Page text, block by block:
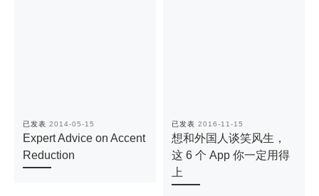
已发表 2014-05-15
Expert Advice on Accent
Reduction
已发表 2016-11-15
想和外国人谈笑风生，
这 6 个 App 你一定用得
上